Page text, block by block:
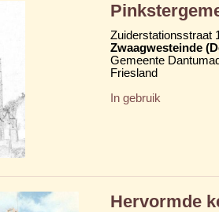
Zuiderstationsstraat
Zwaagwesteinde
Gemeente
Friesland
In gebruik
Hervormde